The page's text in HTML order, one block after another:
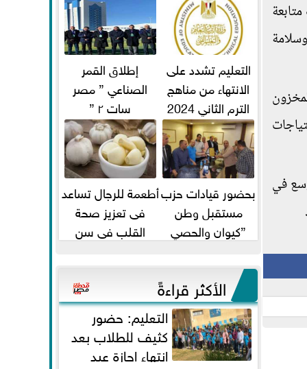
في
التعليم تشدد على
الانتهاء من مناهج
الترم الثاني 2024
قبل الامتحانات
إطلاق القمر
الصناعي ” مصر
سات ٢ ”
بحضور قيادات حزب
مستقبل وطن
”كيوان والحصي
وعيسي” أمانه كفر...
أطعمة للرجال تساعد
فى تعزيز صحة
القلب فى سن
الأكثر قراءةً
التعليم: حضور
كثيف للطلاب بعد
انتهاء إجازة عيد